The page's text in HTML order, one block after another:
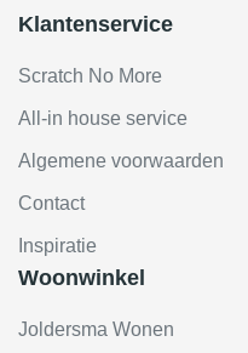
Klantenservice
Scratch No More
All-in house service
Algemene voorwaarden
Contact
Inspiratie
Woonwinkel
Joldersma Wonen